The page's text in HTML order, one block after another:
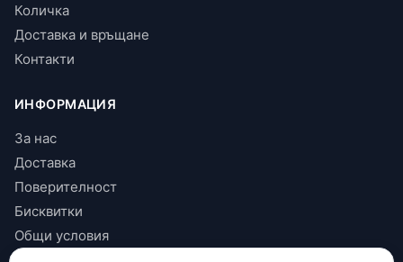
Количка
Доставка и връщане
Контакти
ИНФОРМАЦИЯ
За нас
Доставка
Поверителност
Бисквитки
Общи условия